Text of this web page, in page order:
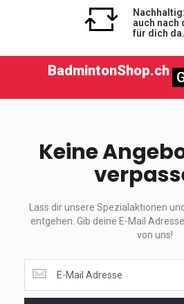
auch nach
für dich da.
BadmintonShop.ch
Keine
Lass dir unsere Spezialaktionen
entgehen. Gib deine E-Mail
von uns!
dir
unsere